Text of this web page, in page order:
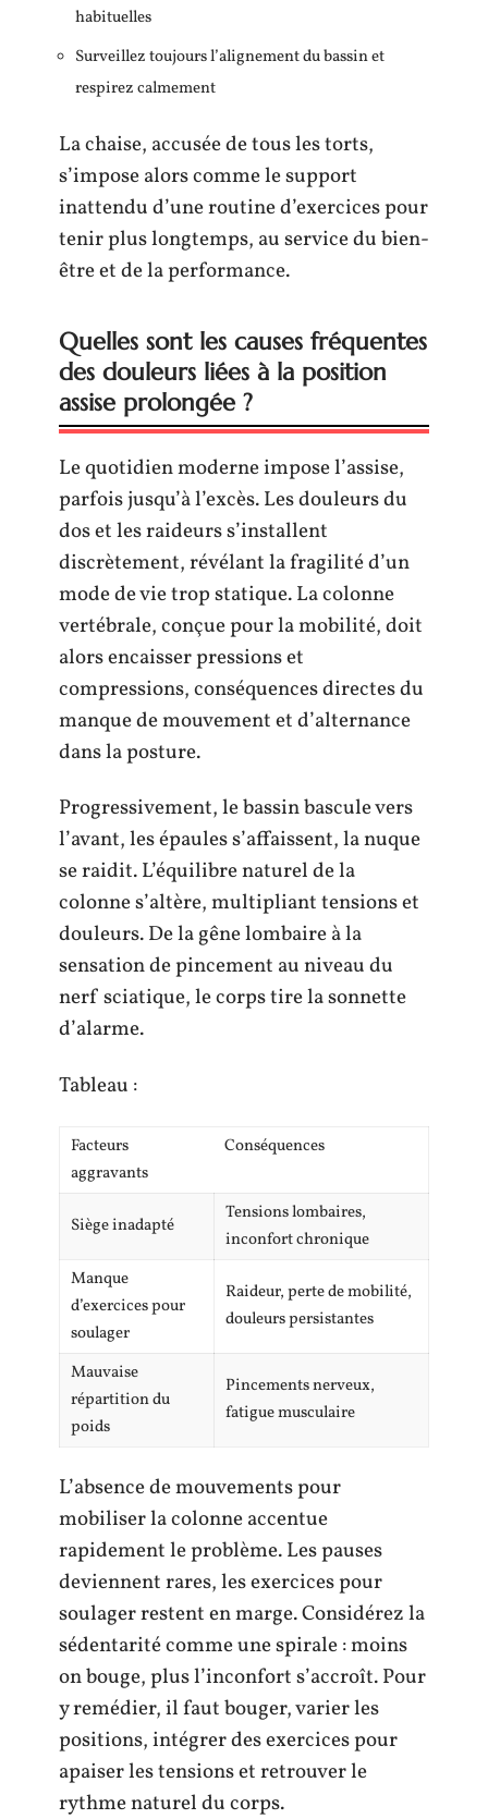
habituelles
Surveillez toujours l’alignement du bassin et
respirez calmement
La chaise, accusée de tous les torts,
s’impose alors comme le support
inattendu d’une routine d’exercices pour
tenir plus longtemps, au service du bien-
être et de la performance.
Quelles sont les causes fréquentes
des douleurs liées à la position
assise prolongée ?
Le quotidien moderne impose l’assise,
parfois jusqu’à l’excès. Les douleurs du
dos et les raideurs s’installent
discrètement, révélant la fragilité d’un
mode de vie trop statique. La colonne
vertébrale, conçue pour la mobilité, doit
alors encaisser pressions et
compressions, conséquences directes du
manque de mouvement et d’alternance
dans la posture.
Progressivement, le bassin bascule vers
l’avant, les épaules s’affaissent, la nuque
se raidit. L’équilibre naturel de la
colonne s’altère, multipliant tensions et
douleurs. De la gêne lombaire à la
sensation de pincement au niveau du
nerf sciatique, le corps tire la sonnette
d’alarme.
Tableau :
Facteurs
aggravants
Conséquences
Siège inadapté
Tensions lombaires,
inconfort chronique
Manque
d’exercices pour
soulager
Raideur, perte de mobilité,
douleurs persistantes
Mauvaise
répartition du
poids
Pincements nerveux,
fatigue musculaire
L’absence de mouvements pour
mobiliser la colonne accentue
rapidement le problème. Les pauses
deviennent rares, les exercices pour
soulager restent en marge. Considérez la
sédentarité comme une spirale : moins
on bouge, plus l’inconfort s’accroît. Pour
y remédier, il faut bouger, varier les
positions, intégrer des exercices pour
apaiser les tensions et retrouver le
rythme naturel du corps.